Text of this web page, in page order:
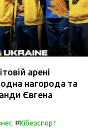
арені
одна нагорода та
Євгена
#Кіберспорт